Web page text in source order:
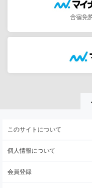
合宿免
このサイトについて
個人情報について
会員登録